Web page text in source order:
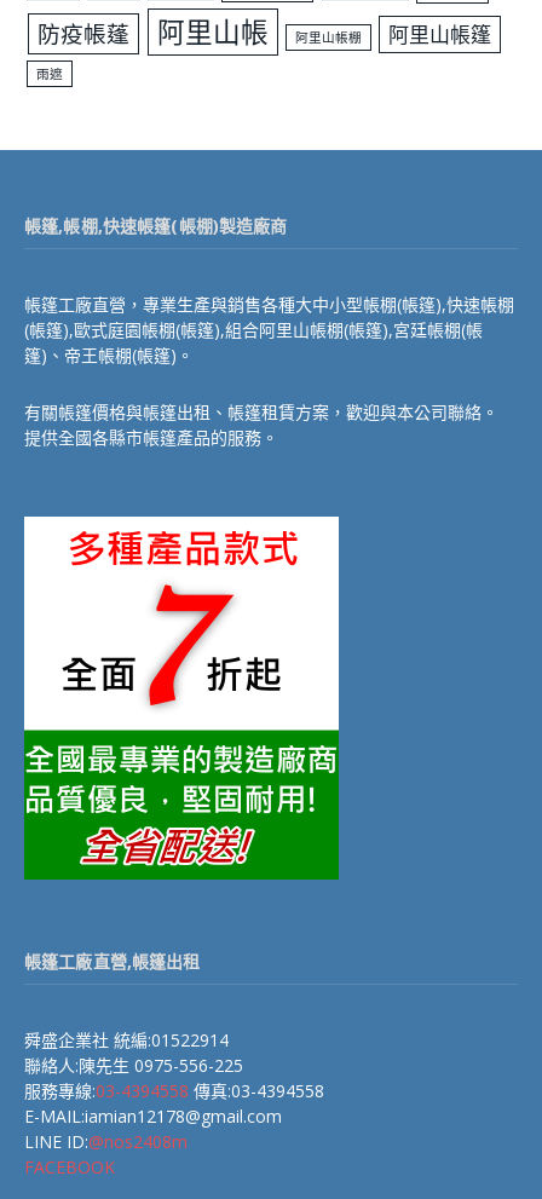
防疫帳蓬 阿里山帳 阿里山帳棚 阿里山帳篷
雨遮
帳篷,帳棚,快速帳篷(帳棚)製造廠商
帳篷工廠直營，專業生產與銷售各種大中小型帳棚(帳篷),快速帳棚
(帳篷),歐式庭園帳棚(帳篷),組合阿里山帳棚(帳篷),宮廷帳棚(帳
篷)、帝王帳棚(帳篷)。
有關帳篷價格與帳篷出租、帳篷租賃方案，歡迎與本公司聯絡。
提供全國各縣市帳篷產品的服務。
帳篷工廠直營,帳篷出租
舜盛企業社 統編:01522914
聯絡人:陳先生 0975-556-225
服務專線:03-4394558 傳真:03-4394558
E-MAIL:iamian12178@gmail.com
LINE ID:@nos2408m
FACEBOOK